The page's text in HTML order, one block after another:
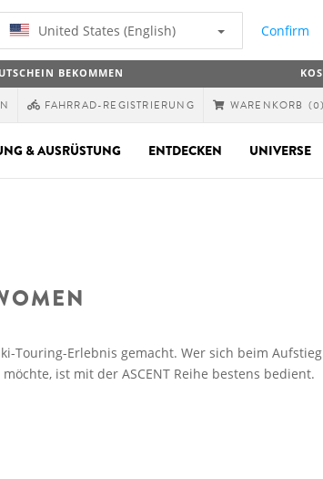
United States (English) Confirm
BEKOMMEN
FAHRRAD-REGISTRIERUNG WARENKORB (0)
& AUSRÜSTUNG ENTDECKEN UNIVERSE
Touring-Erlebnis gemacht. Wer sich beim
ist mit der ASCENT Reihe bestens bedient.